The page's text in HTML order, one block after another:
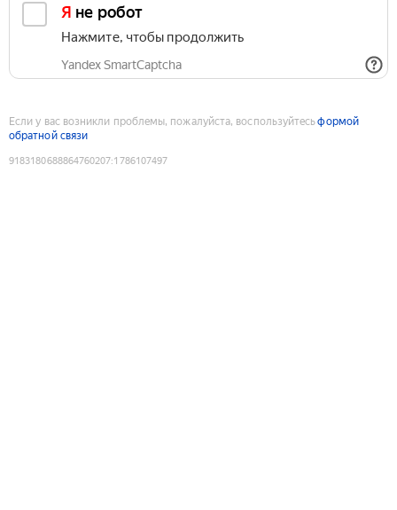
Я не робот
Нажмите, чтобы продолжить
Yandex SmartCaptcha
Если у вас возникли проблемы, пожалуйста, воспользуйтесьформой
обратной связи
9183180688864760207:1786107497